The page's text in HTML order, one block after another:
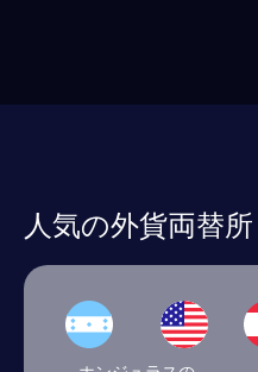
人気の外貨両替所